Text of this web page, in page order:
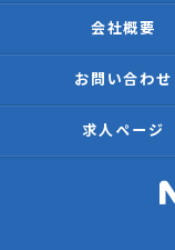
会社概要
お問い合わせ
求人ページ